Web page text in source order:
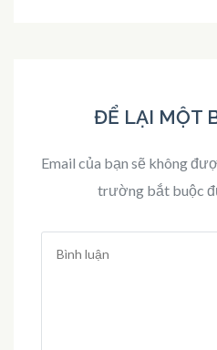
ĐỂ LẠI MỘT
Email của bạn sẽ không
trường bắt buộc